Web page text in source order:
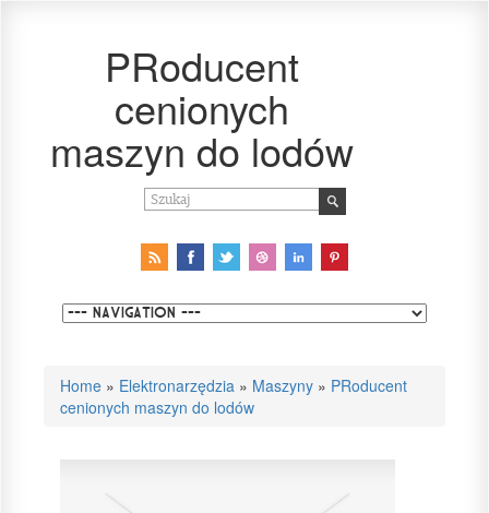
PRoducent
cenionych
maszyn do lodów
Home » Elektronarzędzia » Maszyny » PRoducent
cenionych maszyn do lodów